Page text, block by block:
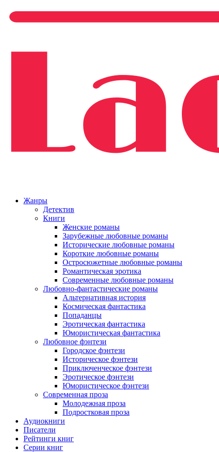
Жанры
Детектив
Книги
Женские романы
Зарубежные любовные романы
Исторические любовные романы
Короткие любовные романы
Остросюжетные любовные романы
Романтическая эротика
Современные любовные романы
Любовно-фантастические романы
Альтернативная история
Космическая фантастика
Попаданцы
Эротическая фантастика
Юмористическая фантастика
Любовное фэнтези
Городское фэнтези
Историческое фэнтези
Приключенческое фэнтези
Эротическое фэнтези
Юмористическое фэнтези
Современная проза
Молодежная проза
Подростковая проза
Аудиокниги
Писатели
Рейтинги книг
Серии книг